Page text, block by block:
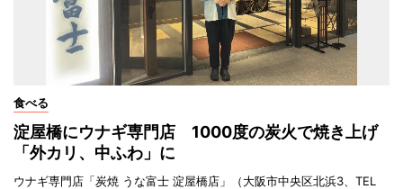
食べる
淀屋橋にウナギ専門店 1000度の炭火で焼き上げ
「外カリ、中ふわ」に
ウナギ専門店「炭焼 うな富士 淀屋橋店」（大阪市中央区北浜3、TEL